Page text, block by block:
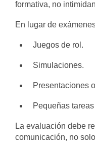
formativa, no
En lugar de
Juegos de rol.
Simulaciones.
Presentaciones
Pequeñas
La evaluación debe
comunicación, no